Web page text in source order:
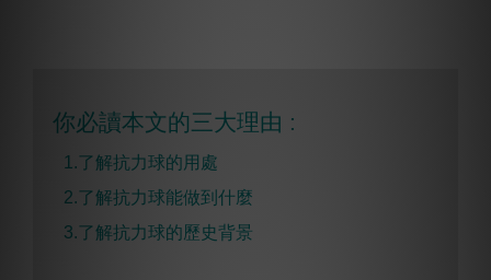
你必讀本文的三大理由 :
1.了解抗力球的用處
2.了解抗力球能做到什麼
3.了解抗力球的歷史背景